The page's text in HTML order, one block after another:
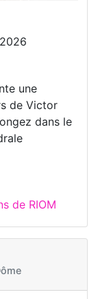
une
de Victor
dans le
de RIOM